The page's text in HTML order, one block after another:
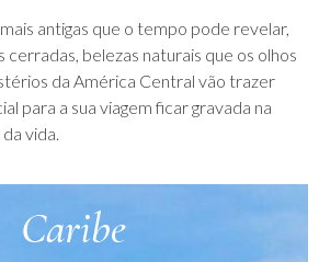
antigas que o tempo pode revelar,
cerradas, belezas naturais que os olhos
da América Central vão trazer
para a sua viagem ficar gravada na
vida.
Caribe